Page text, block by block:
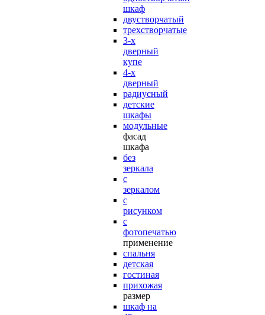
шкаф
двустворчатый
трехстворчатые
3-х
дверный
купе
4-х
дверный
радиусный
детские
шкафы
модульные
фасад
шкафа
без
зеркала
с
зеркалом
с
рисунком
с
фотопечатью
применение
спальня
детская
гостиная
прихожая
размер
шкаф на